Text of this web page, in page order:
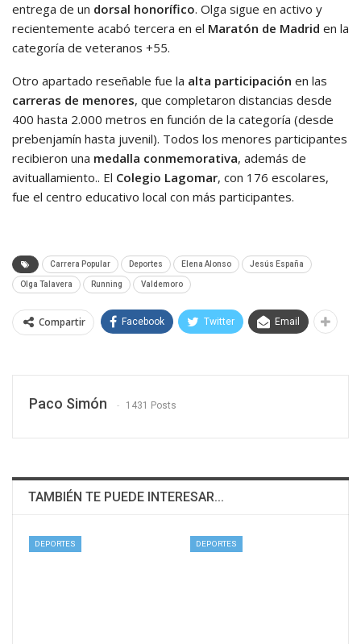
entrega de un dorsal honorífico. Olga sigue en activo y
recientemente acabó tercera en el Maratón de Madrid en la
categoría de veteranos +55.
Otro apartado reseñable fue la alta participación en las
carreras de menores, que completaron distancias desde
400 hasta 2.000 metros en función de la categoría (desde
prebenjamín hasta juvenil). Todos los menores participantes
recibieron una medalla conmemorativa, además de
avituallamiento.. El Colegio Lagomar, con 176 escolares,
fue el centro educativo local con más participantes.
Carrera Popular Deportes Elena Alonso Jesús España
Olga Talavera Running Valdemoro
Compartir Facebook Twitter Email
Paco Simón 1431 Posts
TAMBIÉN TE PUEDE INTERESAR...
DEPORTES DEPORTES